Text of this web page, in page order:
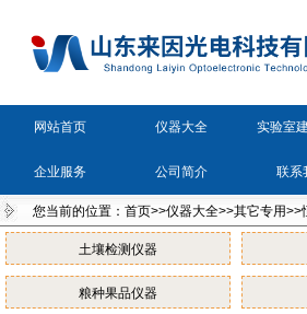
网站首页 仪器大全 实验室
企业服务 公司简介 联系
您当前的位置： 首页>>仪器大全>>其它专用>>
土壤检测仪器
粮种果品仪器